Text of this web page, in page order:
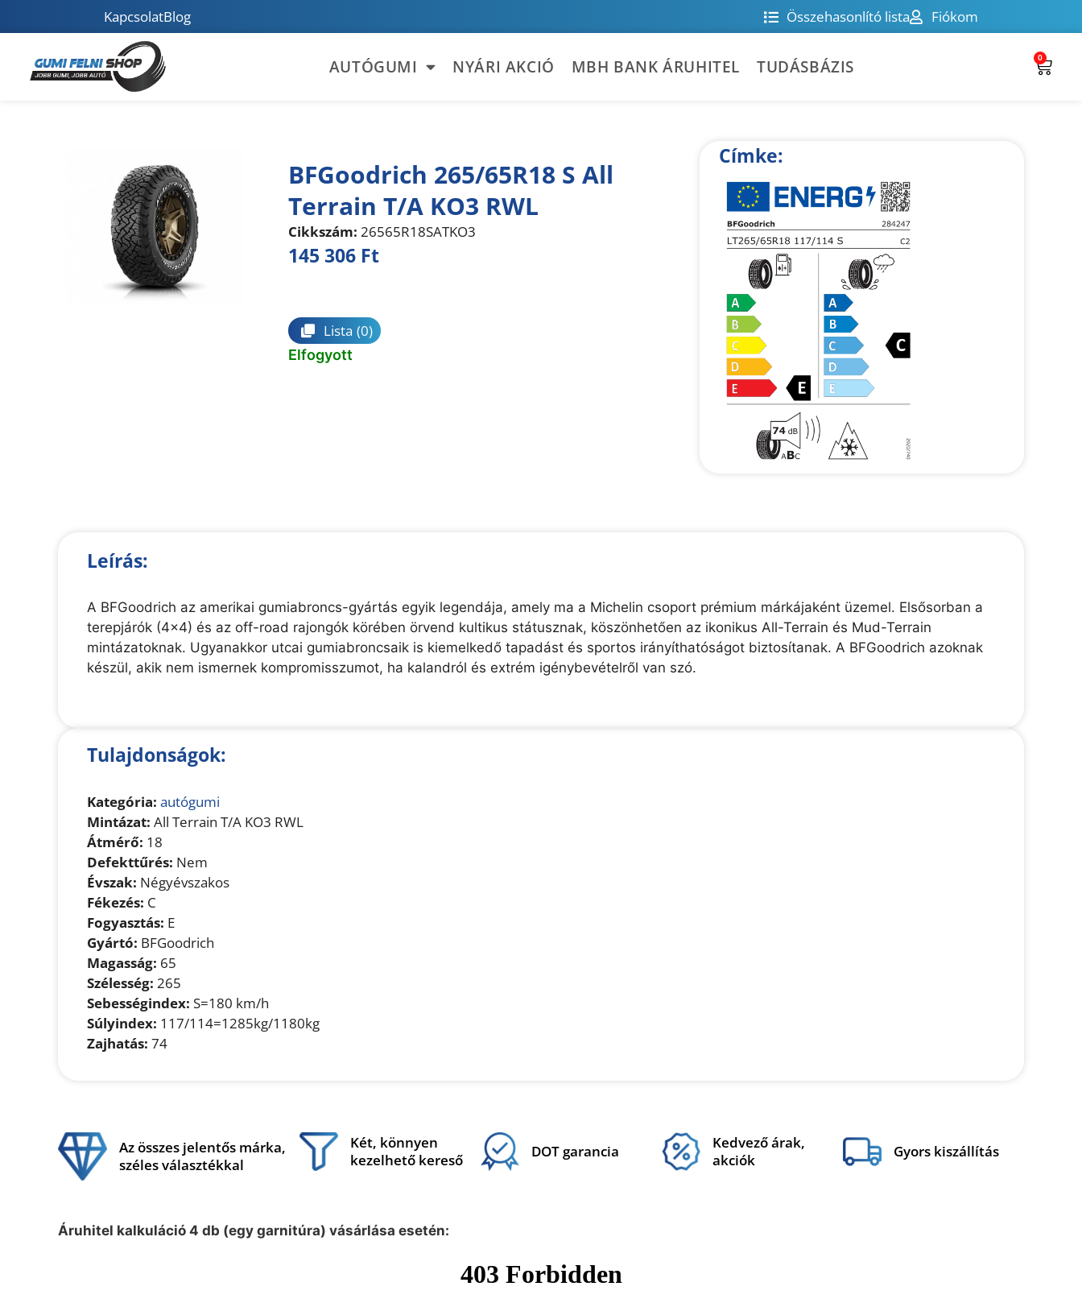
KapcsolatBlog Összehasonlító lista Fiókom
AUTÓGUMI NYÁRI AKCIÓ MBH BANK ÁRUHITEL TUDÁSBÁZIS 0
BFGoodrich 265/65R18 S All
Terrain T/A KO3 RWL
Cikkszám: 26565R18SATKO3
145 306 Ft
Lista (0)
Elfogyott
Címke:
Leírás:
A BFGoodrich az amerikai gumiabroncs-gyártás egyik legendája, amely ma a Michelin csoport prémium márkájaként üzemel. Elsősorban a
terepjárók (4x4) és az off-road rajongók körében örvend kultikus státusznak, köszönhetően az ikonikus All-Terrain és Mud-Terrain
mintázatoknak. Ugyanakkor utcai gumiabroncsaik is kiemelkedő tapadást és sportos irányíthatóságot biztosítanak. A BFGoodrich azoknak
készül, akik nem ismernek kompromisszumot, ha kalandról és extrém igénybevételről van szó.
Tulajdonságok:
Kategória: autógumi
Mintázat: All Terrain T/A KO3 RWL
Átmérő: 18
Defekttűrés: Nem
Évszak: Négyévszakos
Fékezés: C
Fogyasztás: E
Gyártó: BFGoodrich
Magasság: 65
Szélesség: 265
Sebességindex: S=180 km/h
Súlyindex: 117/114=1285kg/1180kg
Zajhatás: 74
Az összes jelentős márka,
széles választékkal
Két, könnyen
kezelhető kereső
DOT garancia
Kedvező árak,
akciók
Gyors kiszállítás
Áruhitel kalkuláció 4 db (egy garnitúra) vásárlása esetén: